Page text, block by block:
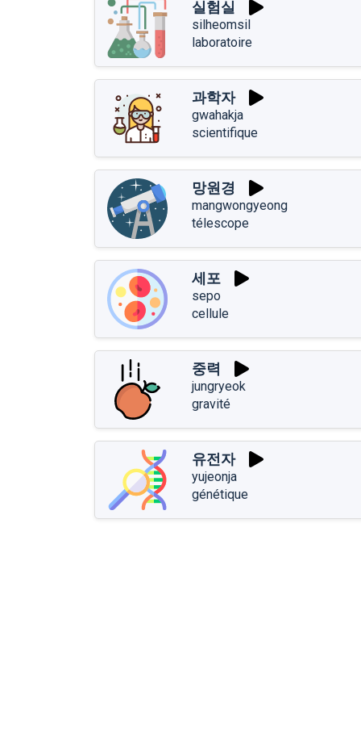
실험실
silheomsil
laboratoire
과학자
gwahakja
scientifique
망원경
mangwongyeong
télescope
세포
sepo
cellule
중력
jungryeok
gravité
유전자
yujeonja
génétique